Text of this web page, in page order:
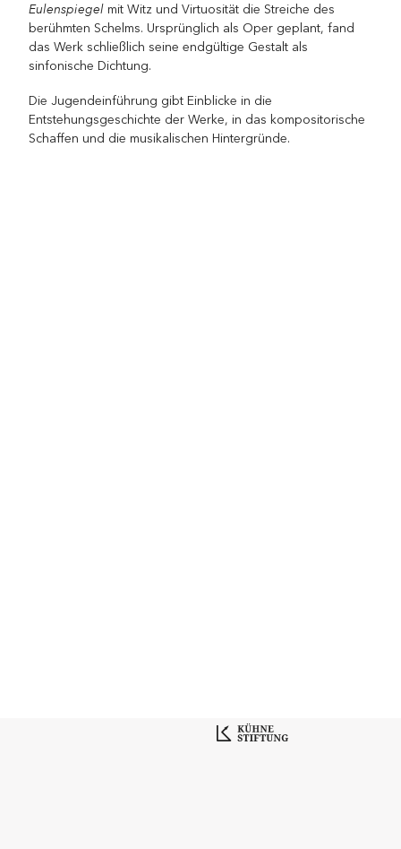
Eulenspiegel mit Witz und Virtuosität die Streiche des
berühmten Schelms. Ursprünglich als Oper geplant, fand
das Werk schließlich seine endgültige Gestalt als
sinfonische Dichtung.
Die Jugendeinführung gibt Einblicke in die
Entstehungsgeschichte der Werke, in das kompositorische
Schaffen und die musikalischen Hintergründe.